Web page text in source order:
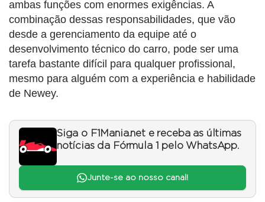
ambas funções com enormes exigências. A
combinação dessas responsabilidades, que vão
desde a gerenciamento da equipe até o
desenvolvimento técnico do carro, pode ser uma
tarefa bastante difícil para qualquer profissional,
mesmo para alguém com a experiência e habilidade
de Newey.
Siga o F1Mania.net e receba as últimas
notícias da Fórmula 1 pelo WhatsApp.
Junte-se ao nosso canal!